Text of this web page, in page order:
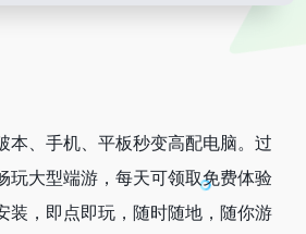
本、手机、平板秒变高配电脑。过
玩大型端游，每天可领取免费体验
装，即点即玩，随时随地，随你游